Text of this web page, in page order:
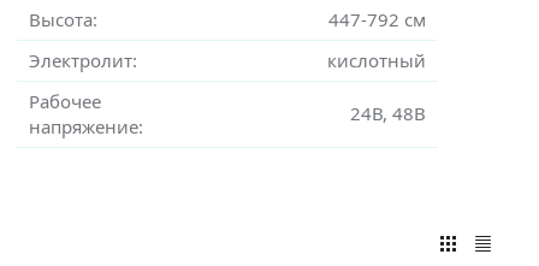
Высота:
447-792 см
Электролит:
кислотный
Рабочее
напряжение:
24В, 48В